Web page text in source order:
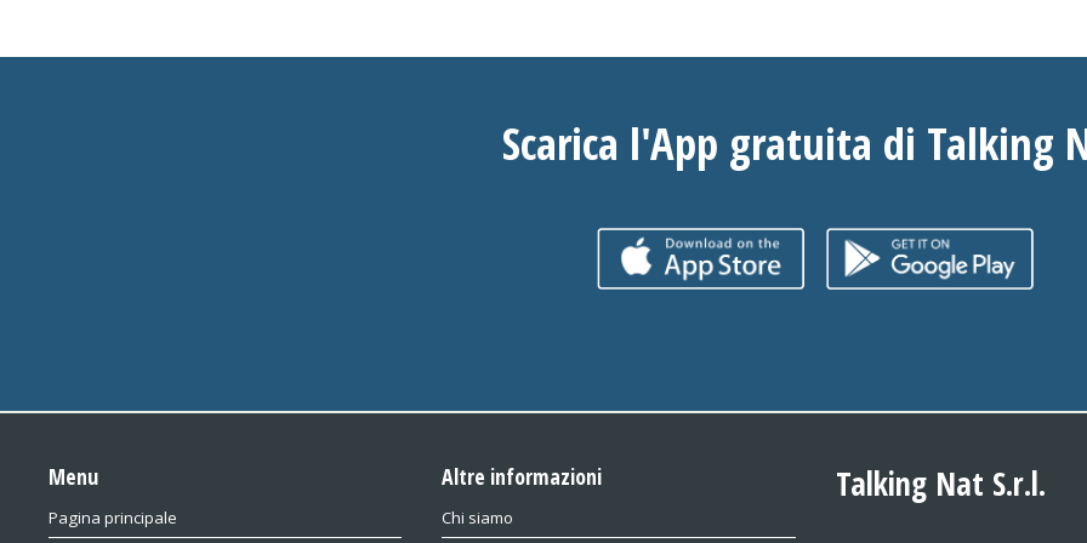
Scarica l'App gratuita di Talking
Menu
Pagina principale
Altre informazioni
Chi siamo
Talking Nat S.r.l.